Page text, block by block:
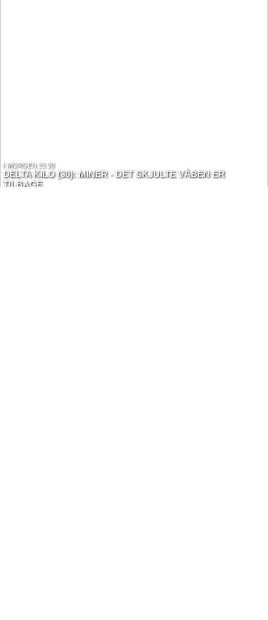
I MORGEN 23.30
DELTA KILO (30): MINER - DET SKJULTE VÅBEN ER
TILBAGE